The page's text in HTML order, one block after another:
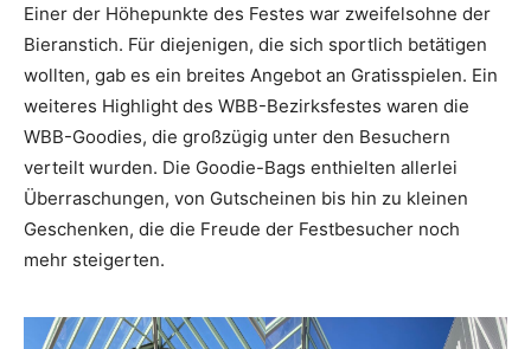
Einer der Höhepunkte des Festes war zweifelsohne der
Bieranstich. Für diejenigen, die sich sportlich betätigen
wollten, gab es ein breites Angebot an Gratisspielen. Ein
weiteres Highlight des WBB-Bezirksfestes waren die
WBB-Goodies, die großzügig unter den Besuchern
verteilt wurden. Die Goodie-Bags enthielten allerlei
Überraschungen, von Gutscheinen bis hin zu kleinen
Geschenken, die die Freude der Festbesucher noch
mehr steigerten.